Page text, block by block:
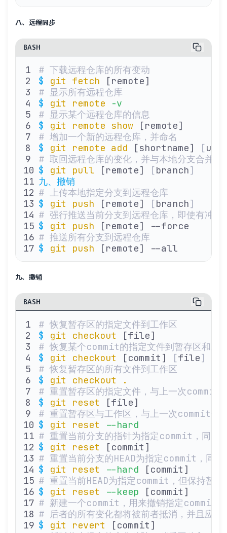
八、远程同步
BASH
# 下载远程仓库的所有变动
$ git fetch [remote]
# 显示所有远程仓库
$ git remote -v
# 显示某个远程仓库的信息
$ git remote show [remote]
# 增加一个新的远程仓库，并命名
$ git remote add [shortname] [url
# 取回远程仓库的变化，并与本地分支合并
$ git pull [remote] [branch]
九、撤销
# 上传本地指定分支到远程仓库
$ git push [remote] [branch]
# 强行推送当前分支到远程仓库，即使有冲突
$ git push [remote] --force
# 推送所有分支到远程仓库
$ git push [remote] --all
九、撤销
BASH
# 恢复暂存区的指定文件到工作区
$ git checkout [file]
# 恢复某个commit的指定文件到暂存区和工
$ git checkout [commit] [file]
# 恢复暂存区的所有文件到工作区
$ git checkout .
# 重置暂存区的指定文件，与上一次commit
$ git reset [file]
# 重置暂存区与工作区，与上一次commit保
$ git reset --hard
# 重置当前分支的指针为指定commit，同时
$ git reset [commit]
# 重置当前分支的HEAD为指定commit，同
$ git reset --hard [commit]
# 重置当前HEAD为指定commit，但保持暂存
$ git reset --keep [commit]
# 新建一个commit，用来撤销指定commit
# 后者的所有变化都将被前者抵消，并且应用
$ git revert [commit]